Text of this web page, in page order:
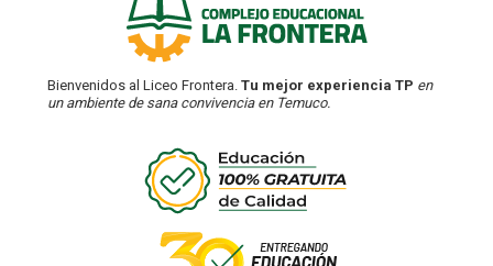
Bienvenidos al Liceo Frontera. Tu mejor experiencia TP en
un ambiente de sana convivencia en Temuco.